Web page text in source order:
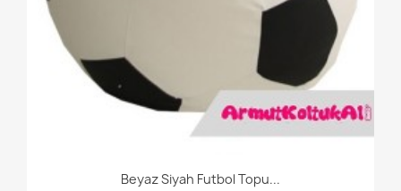
Beyaz Siyah Futbol Topu...